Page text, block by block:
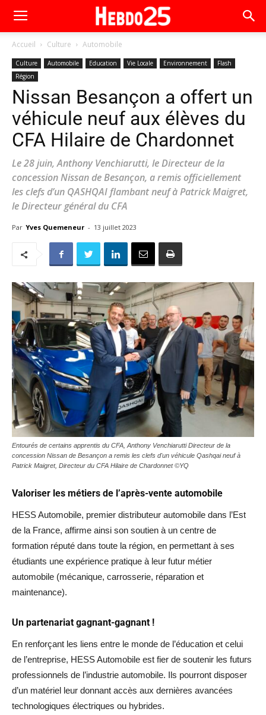
Accueil Culture Automobile
Culture Automobile Education Vie Locale Environnement
Flash
Région
Nissan Besançon a offert un
véhicule neuf aux élèves du
CFA Hilaire de Chardonnet
Le 28 juin, Anthony Venchiarutti, le Directeur de la
concession Nissan de Besançon, a remis officiellement
les clefs d’un QASHQAI flambant neuf à Patrick Maigret,
le Directeur général du CFA
Par Yves Quemeneur - 13 juillet 2023
Entourés de certains apprentis du CFA, Anthony Venchiarutti Directeur de la
concession Nissan de Besançon a remis les clefs d'un véhicule Qashqai neuf à
Patrick Maigret, Directeur du CFA Hilaire de Chardonnet ©YQ
Valoriser les métiers de l’après-vente automobile
HESS Automobile, premier distributeur automobile dans l’Est
de la France, affirme ainsi son soutien à un centre de
formation réputé dans toute la région, en permettant à ses
étudiants une expérience pratique à leur futur métier
automobile (mécanique, carrosserie, réparation et
maintenance).
Un partenariat gagnant-gagnant !
En renforçant les liens entre le monde de l’éducation et celui
de l’entreprise, HESS Automobile est fier de soutenir les futurs
professionnels de l’industrie automobile. Ils pourront disposer
d’un matériel leur donnant accès aux dernières avancées
technologiques électriques ou hybrides.